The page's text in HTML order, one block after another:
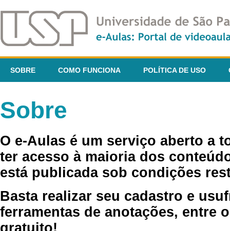
SOBRE COMO FUNCIONA POLÍTICA DE USO
Sobre
O e-Aulas é um serviço aberto a
ter acesso à maioria dos
está publicada sob condições
Basta realizar seu cadastro e
ferramentas de anotações, entre
gratuito!